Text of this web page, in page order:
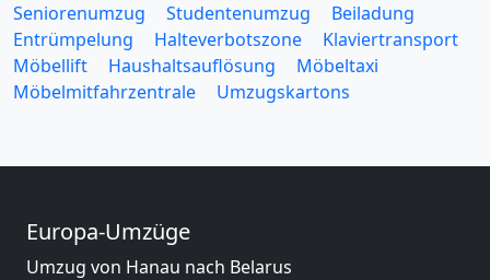
Seniorenumzug
Studentenumzug
Beiladung
Entrümpelung
Halteverbotszone
Klaviertransport
Möbellift
Haushaltsauflösung
Möbeltaxi
Möbelmitfahrzentrale
Umzugskartons
Europa-Umzüge
Umzug von Hanau nach Belarus